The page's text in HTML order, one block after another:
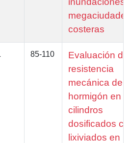
megaciudades
costeras
85-110
Evaluación de
resistencia
mecánica del
hormigón en
cilindros
dosificados
lixiviados en